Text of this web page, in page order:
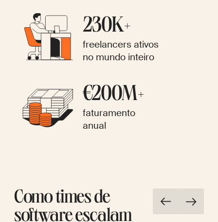
230K+
freelancers ativos
no mundo inteiro
€200M+
faturamento
anual
Como times de
software escalam